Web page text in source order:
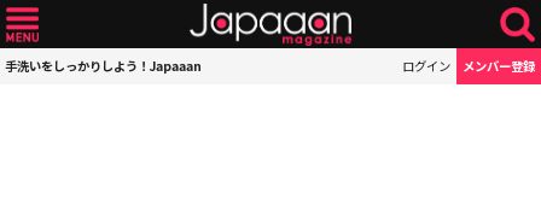
手洗いをしっかりしよう！Japaaan ログイン メンバー登録